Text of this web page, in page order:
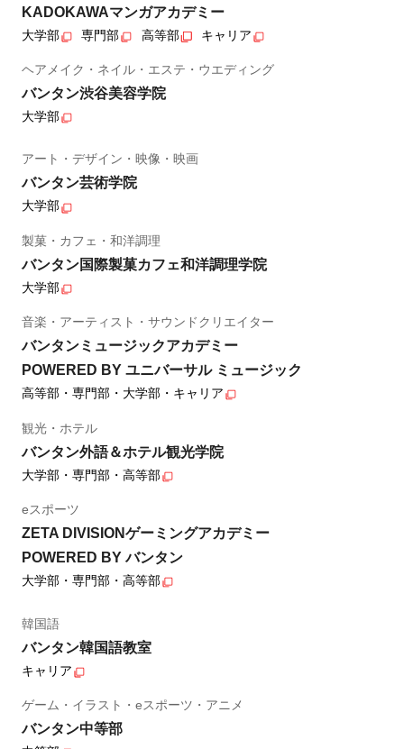
KADOKAWAマンガアカデミー
大学部 専門部 高等部 キャリア
ヘアメイク・ネイル・エステ・ウエディング
バンタン渋谷美容学院
大学部
アート・デザイン・映像・映画
バンタン芸術学院
大学部
製菓・カフェ・和洋調理
バンタン国際製菓カフェ和洋調理学院
大学部
音楽・アーティスト・サウンドクリエイター
バンタンミュージックアカデミー
POWERED BY ユニバーサル ミュージック
高等部・専門部・大学部・キャリア
観光・ホテル
バンタン外語＆ホテル観光学院
大学部・専門部・高等部
eスポーツ
ZETA DIVISIONゲーミングアカデミー
POWERED BY バンタン
大学部・専門部・高等部
韓国語
バンタン韓国語教室
キャリア
ゲーム・イラスト・eスポーツ・アニメ
バンタン中等部